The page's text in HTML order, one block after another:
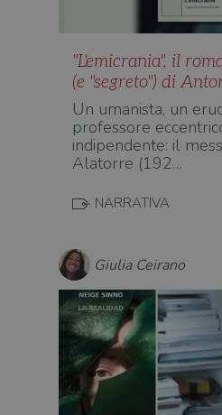
"L'emicrania", il
(e "segreto") di
Un umanista, un
professore
indipendente: il
Alatorre (192…
NARRATIVA
Giulia Ceirano